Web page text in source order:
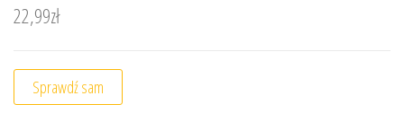
22,99zł
Sprawdź sam